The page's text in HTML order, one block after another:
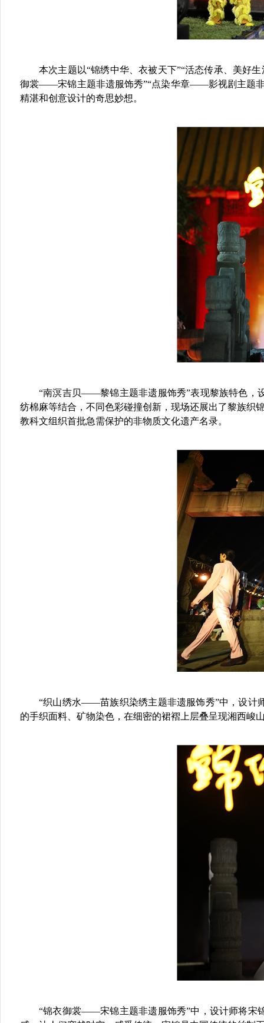
本次主题以“锦绣中华、衣被天下”“活态传承、美
御裳——宋锦主题非遗服饰秀”“点染华章——影视剧主题非
精湛和创意设计的奇思妙想。
“南溟吉贝——黎锦主题非遗服饰秀”表现黎族特色，
纺棉麻等结合，不同色彩碰撞创新，现场还展出了黎族织
教科文组织首批急需保护的非物质文化遗产名录。
“织山绣水——苗族织染绣主题非遗服饰秀”中，设计
的手织面料、矿物染色，在细密的裙褶上层叠呈现湘西峻
“锦衣御裳——宋锦主题非遗服饰秀”中，设计师将宋